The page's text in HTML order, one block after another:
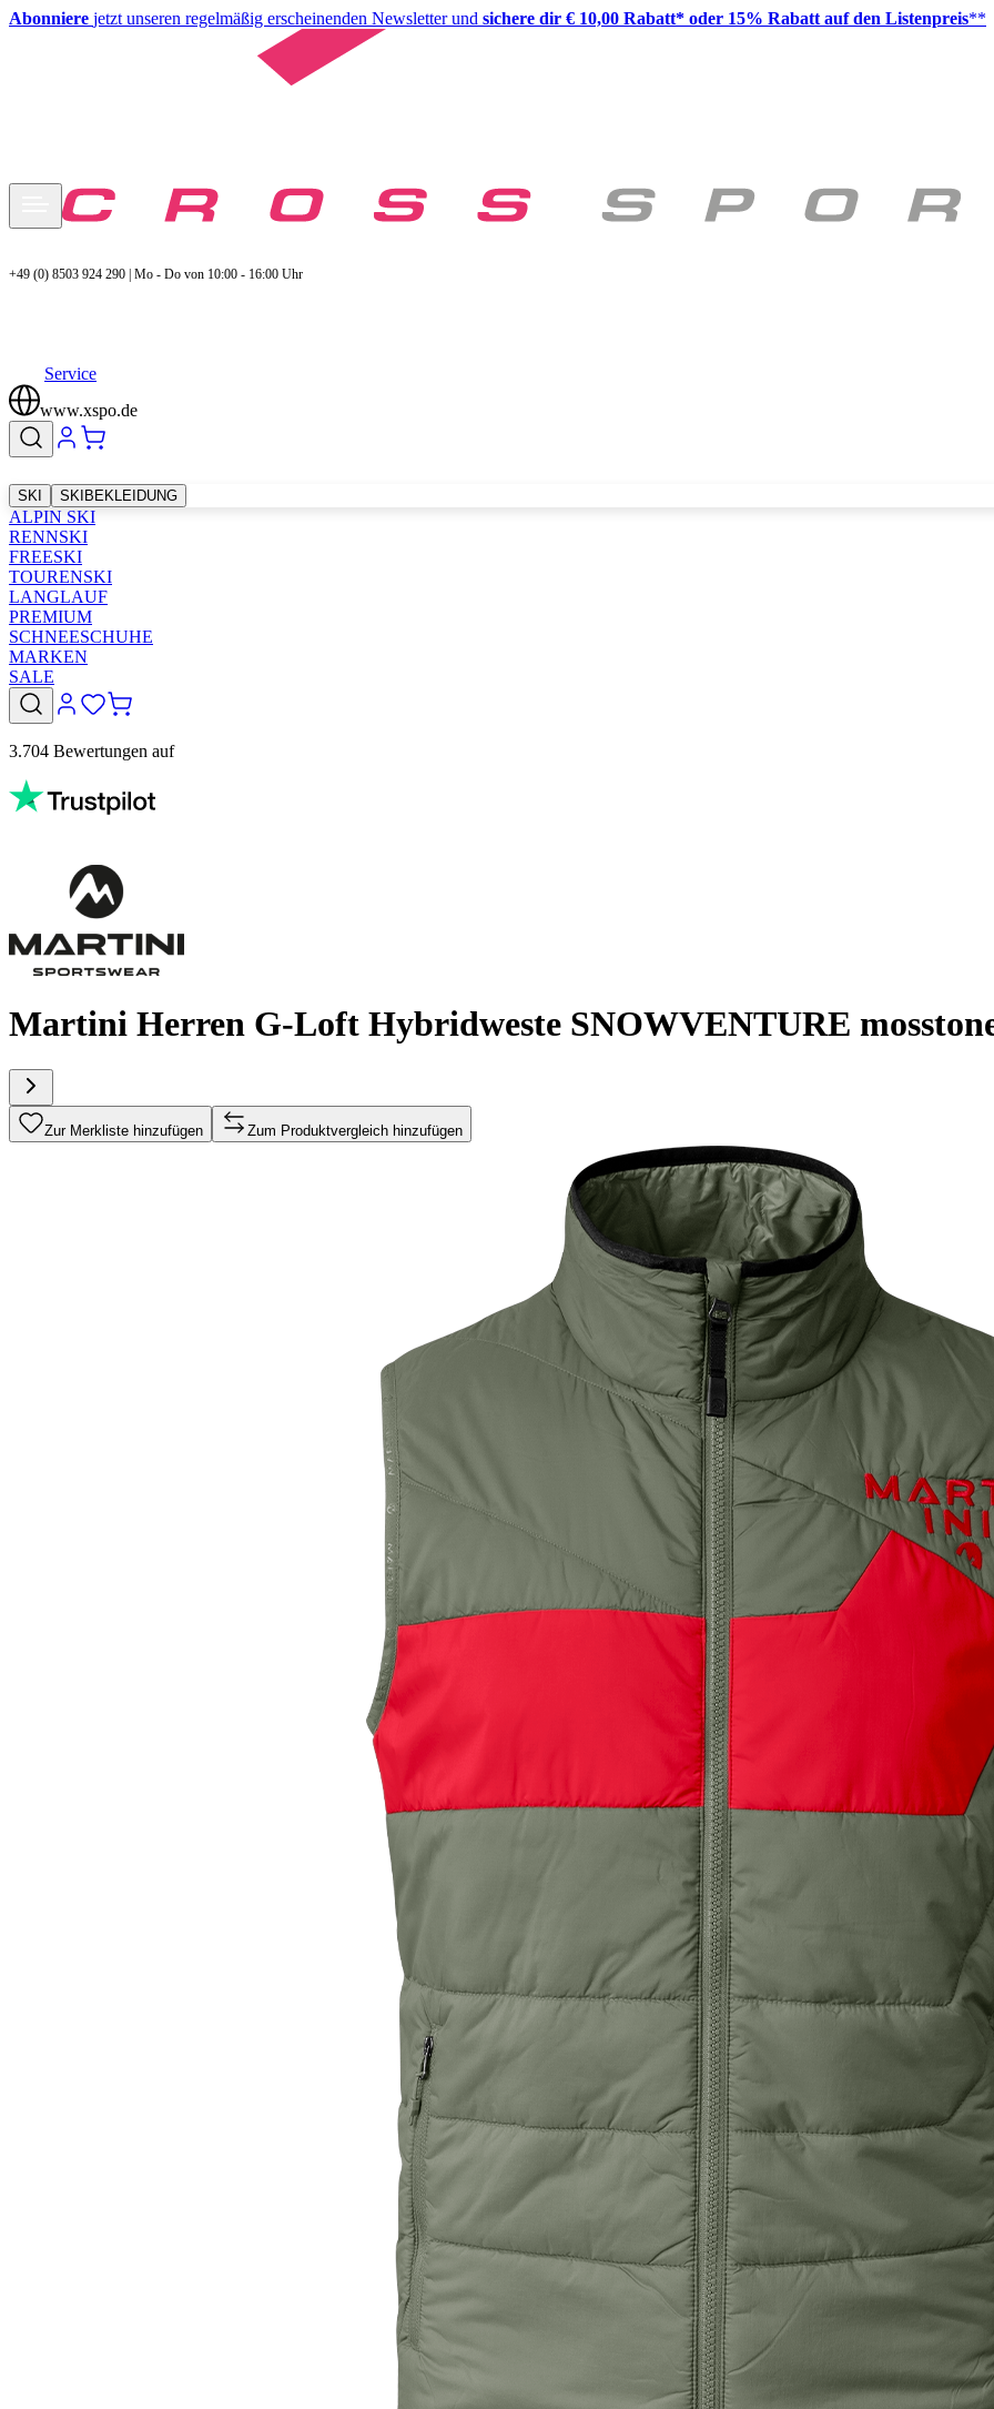
Abonniere jetzt unseren regelmäßig erscheinenden Newsletter und sichere dir € 10,00 Rabatt* oder 15% Rabatt auf den Listenpreis**
+49 (0) 8503 924 290 | Mo - Do von 10:00 - 16:00 Uhr
Service
www.xspo.de
SKI SKIBEKLEIDUNG
ALPIN SKI
RENNSKI
FREESKI
TOURENSKI
LANGLAUF
PREMIUM
SCHNEESCHUHE
MARKEN
SALE
3.704 Bewertungen auf
Martini Herren G-Loft Hybridweste SNOWVENTURE
Zur Merkliste hinzufügen Zum Produktvergleich hinzufügen